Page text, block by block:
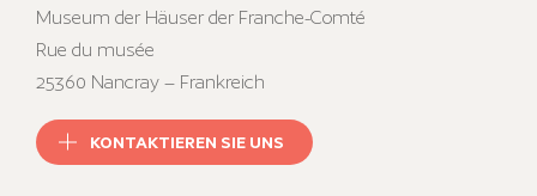
Museum der Häuser der Franche-Comté
Rue du musée
25360 Nancray – Frankreich
KONTAKTIEREN SIE UNS